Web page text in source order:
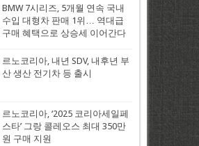
BMW 7시리즈, 5개월 연속 국내
수입 대형차 판매 1위… 역대급
구매 혜택으로 상승세 이어간다
르노코리아, 내년 SDV, 내후년 부
산 생산 전기차 등 출시
르노코리아, ‘2025 코리아세일페
스타’ 그랑 콜레오스 최대 350만
원 구매 지원